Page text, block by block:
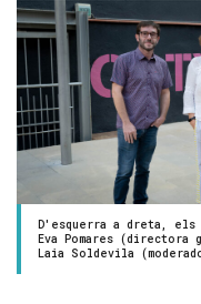
D'esquerra a dreta, els
Eva Pomares
Laia Soldevila